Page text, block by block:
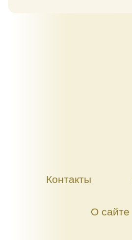
Контакты
О сайте